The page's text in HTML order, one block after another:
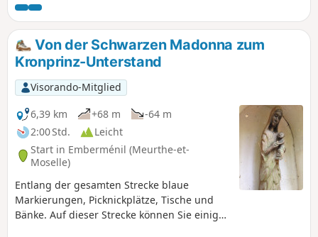
Eichenwälder des Pays des Étangs wandern,
können Sie an schönen Sommertagen Segel-
und Motorboote auf dem See beobachten.
Von der Schwarzen Madonna zum
Kronprinz-Unterstand
Visorando-Mitglied
6,39 km
+68 m
-64 m
2:00 Std.
Leicht
Start in Emberménil (Meurthe-et-
Moselle)
Entlang der gesamten Strecke blaue
Markierungen, Picknickplätze, Tische und
Bänke. Auf dieser Strecke können Sie einige